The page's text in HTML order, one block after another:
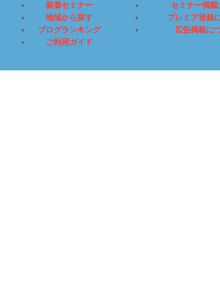
新着セミナー
地域から探す
ブログランキング
ご利用ガイド
セミナー掲載
プレミア登録
広告掲載に